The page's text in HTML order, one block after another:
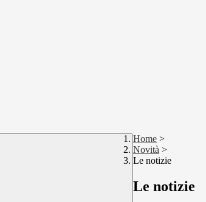
Home >
Novità >
Le notizie
Le notizie